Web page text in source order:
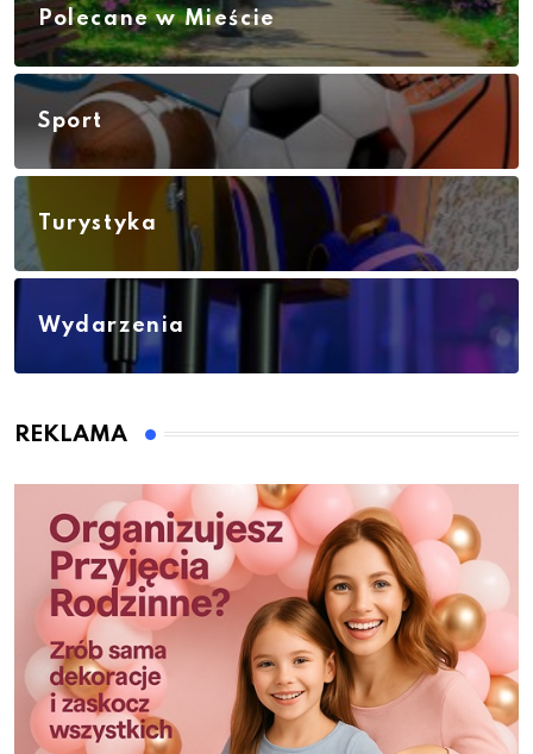
Polecane w Mieście
Sport
Turystyka
Wydarzenia
REKLAMA